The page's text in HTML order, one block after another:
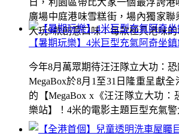
日，利園區帶比大家一個最浮誇
廣場中庭港味雪糕街，場內獨家聯
大玩9款創意口味！每款極具港味
【暑期玩樂】4米巨型充氣阿奇坐鎮
今年8月萬眾期待汪汪隊立大功：恐
MegaBox於8月1至31日隆重呈獻
的【MegaBox x《汪汪隊立大功
樂站】！4米的電影主題巨型充氣警